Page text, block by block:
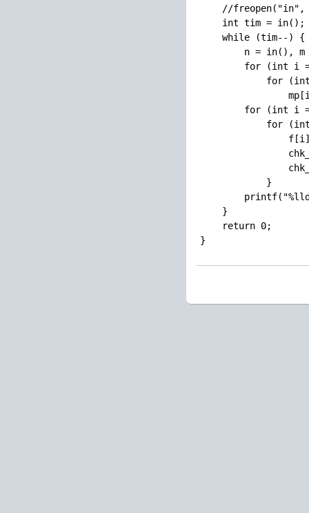
//freopen("in",
    int tim = in();
    while (tim--) {
n = in(), m
for (int i
for
for (int i
for
            }
    }
    return 0;